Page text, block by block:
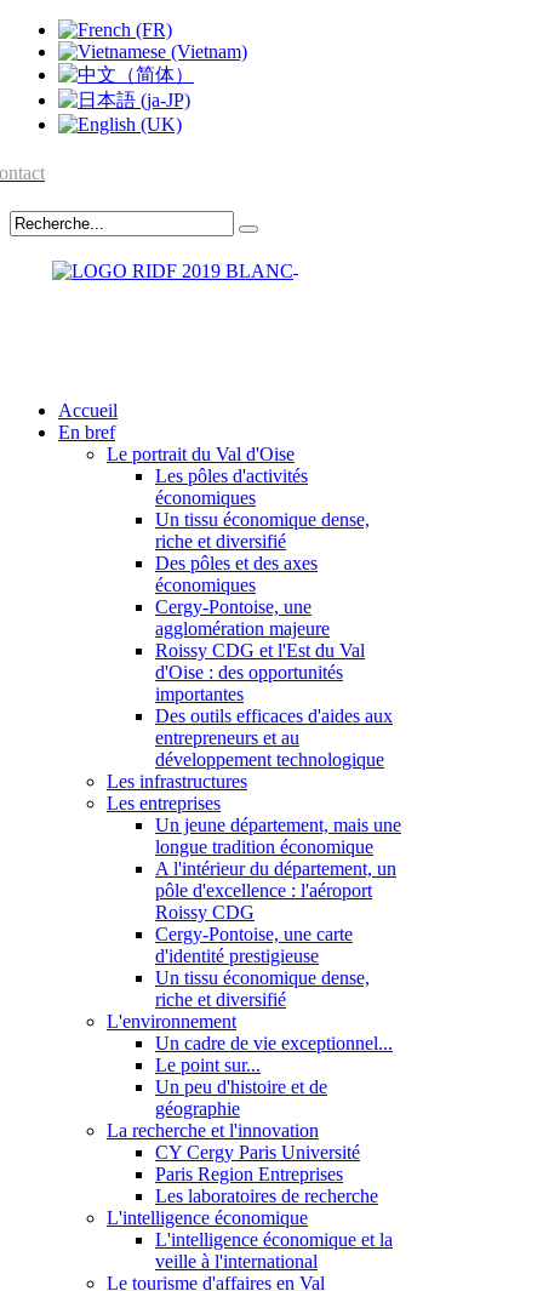
Accueil
En bref
Le portrait du Val d'Oise
Les pôles d'activités
économiques
Un tissu économique dense,
riche et diversifié
Des pôles et des axes
économiques
Cergy-Pontoise, une
agglomération majeure
Roissy CDG et l'Est du Val
d'Oise : des opportunités
importantes
Des outils efficaces d'aides aux
entrepreneurs et au
développement technologique
Les infrastructures
Les entreprises
Un jeune département, mais une
longue tradition économique
A l'intérieur du département, un
pôle d'excellence : l'aéroport
Roissy CDG
Cergy-Pontoise, une carte
d'identité prestigieuse
Un tissu économique dense,
riche et diversifié
L'environnement
Un cadre de vie exceptionnel...
Le point sur...
Un peu d'histoire et de
géographie
La recherche et l'innovation
CY Cergy Paris Université
Paris Region Entreprises
Les laboratoires de recherche
L'intelligence économique
L'intelligence économique et la
veille à l'international
Le tourisme d'affaires en Val